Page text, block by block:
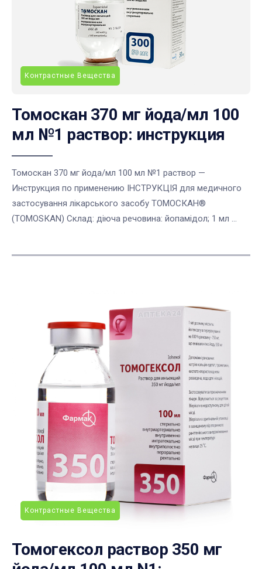
Контрастные Вещества
Томоскан 370 мг йода/мл 100
мл №1 раствор: инструкция
Томоскан 370 мг йода/мл 100 мл №1 раствор —
Инструкция по применению ІНСТРУКЦІЯ для медичного
застосування лікарського засобу ТОМОСКАН®
(ТОМОSКАN) Склад: діюча речовина: йопамідол; 1 мл ...
Контрастные Вещества
Томогексол раствор 350 мг